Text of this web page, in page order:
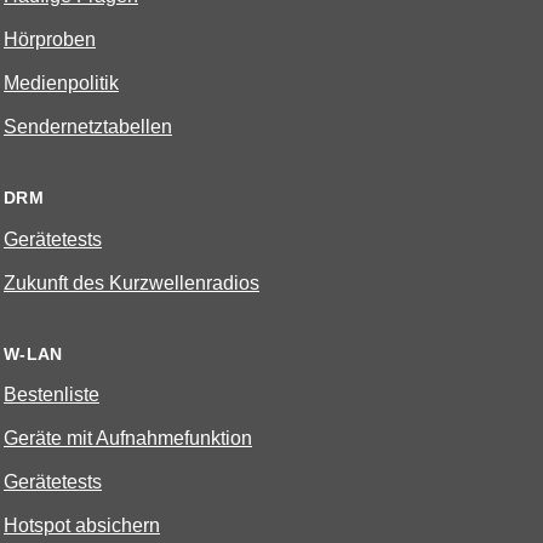
Hörproben
Medienpolitik
Sendernetztabellen
DRM
Gerätetests
Zukunft des Kurzwellenradios
W-LAN
Bestenliste
Geräte mit Aufnahmefunktion
Gerätetests
Hotspot absichern